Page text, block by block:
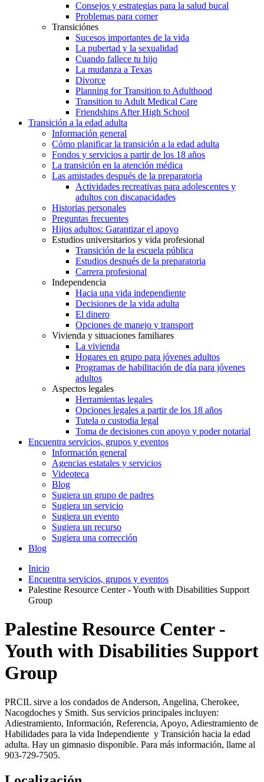
Consejos y estrategias para la salud bucal
Problemas para comer
Transiciónes
Sucesos importantes de la vida
La pubertad y la sexualidad
Cuando fallece tu hijo
La mudanza a Texas
Divorce
Planning for Transition to Adulthood
Transition to Adult Medical Care
Friendships After High School
Transición a la edad adulta
Información general
Cómo planificar la transición a la edad adulta
Fondos y servicios a partir de los 18 años
La transición en la atención médica
Las amistades después de la preparatoria
Actividades recreativas para adolescentes y
adultos con discapacidades
Historias personales
Preguntas frecuentes
Hijos adultos: Garantizar el apoyo
Estudios universitarios y vida profesional
Transición de la escuela pública
Estudios después de la preparatoria
Carrera profesional
Independencia
Hacia una vida independiente
Decisiones de la vida adulta
El dinero
Opciones de manejo y transport
Vivienda y situaciones familiares
La vivienda
Hogares en grupo para jóvenes adultos
Programas de habilitación de día para jóvenes
adultos
Aspectos legales
Herramientas legales
Opciones legales a partir de los 18 años
Tutela o custodia legal
Toma de decisiones con apoyo y poder notarial
Encuentra servicios, grupos y eventos
Información general
Agencias estatales y servicios
Videoteca
Blog
Sugiera un grupo de padres
Sugiera un servicio
Sugiera un evento
Sugiera un recurso
Sugiera una corrección
Blog
Inicio
Encuentra servicios, grupos y eventos
Palestine Resource Center - Youth with Disabilities Support
Group
Palestine Resource Center -
Youth with Disabilities Support
Group
PRCIL sirve a los condados de Anderson, Angelina, Cherokee,
Nacogdoches y Smith. Sus servicios principales incluyen:
Adiestramiento, Información, Referencia, Apoyo, Adiestramiento de
Habilidades para la vida Independiente y Transición hacia la edad
adulta. Hay un gimnasio disponible. Para más información, llame al
903-729-7505.